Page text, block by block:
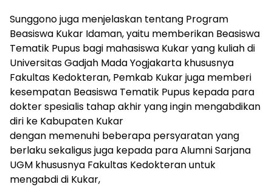
Sunggono juga menjelaskan tentang Program
Beasiswa Kukar Idaman, yaitu memberikan Beasiswa
Tematik Pupus bagi mahasiswa Kukar yang kuliah di
Universitas Gadjah Mada Yogjakarta khususnya
Fakultas Kedokteran, Pemkab Kukar juga memberi
kesempatan Beasiswa Tematik Pupus kepada para
dokter spesialis tahap akhir yang ingin mengabdikan
diri ke Kabupaten Kukar
dengan memenuhi beberapa persyaratan yang
berlaku sekaligus juga kepada para Alumni Sarjana
UGM khususnya Fakultas Kedokteran untuk
mengabdi di Kukar,